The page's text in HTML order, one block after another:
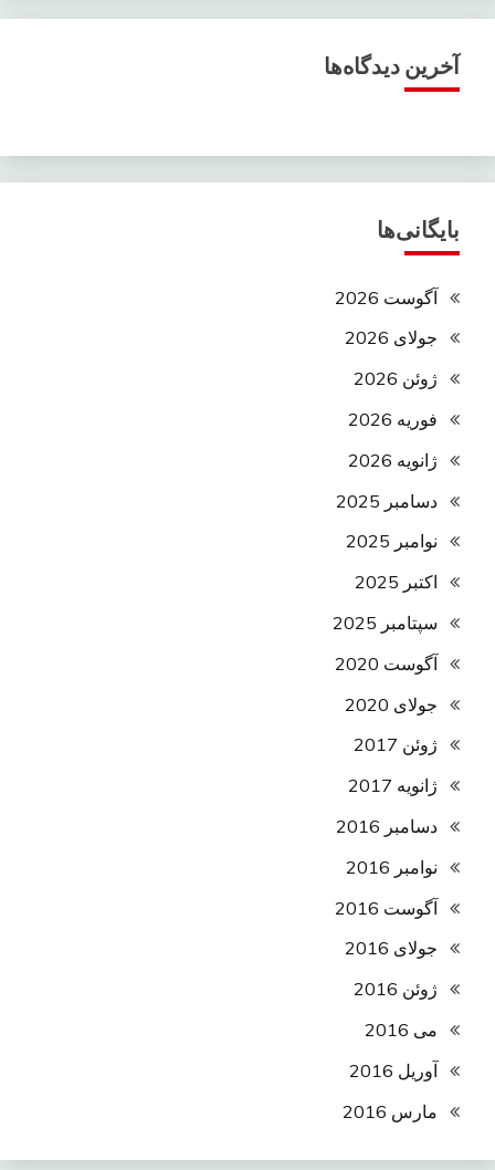
آخرین دیدگاه‌ها
بایگانی‌ها
آگوست 2026
جولای 2026
ژوئن 2026
فوریه 2026
ژانویه 2026
دسامبر 2025
نوامبر 2025
اکتبر 2025
سپتامبر 2025
آگوست 2020
جولای 2020
ژوئن 2017
ژانویه 2017
دسامبر 2016
نوامبر 2016
آگوست 2016
جولای 2016
ژوئن 2016
می 2016
آوریل 2016
مارس 2016